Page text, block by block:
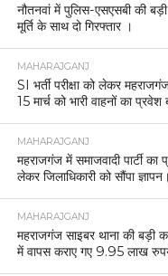
नौतनवां में पुलिस-एसएसबी की बड़ी
मूर्ति के साथ दो गिरफ्तार ।
MAHARAJGANJ
SI भर्ती परीक्षा को लेकर
15 मार्च को भारी वाहनों का प्रवेश
MAHARAJGANJ
महराजगंज में समाजवादी पार्टी
लेकर जिलाधिकारी को सौंपा ज्ञापन।
MAHARAJGANJ
महराजगंज साइबर थाना की बड़ी
में वापस कराए गए 9.95 लाख